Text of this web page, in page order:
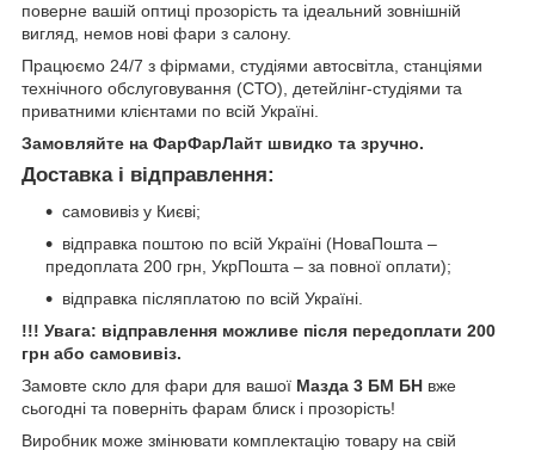
поверне вашій оптиці прозорість та ідеальний зовнішній
вигляд, немов нові фари з салону.
Працюємо 24/7 з фірмами, студіями автосвітла, станціями
технічного обслуговування (СТО), детейлінг-студіями та
приватними клієнтами по всій Україні.
Замовляйте на ФарФарЛайт швидко та зручно.
Доставка і відправлення:
самовивіз у Києві;
відправка поштою по всій Україні (НоваПошта –
предоплата 200 грн, УкрПошта – за повної оплати);
відправка післяплатою по всій Україні.
!!! Увага: відправлення можливе після передоплати 200
грн або самовивіз.
Замовте скло для фари для вашої Мазда 3 БМ БН вже
сьогодні та поверніть фарам блиск і прозорість!
Виробник може змінювати комплектацію товару на свій